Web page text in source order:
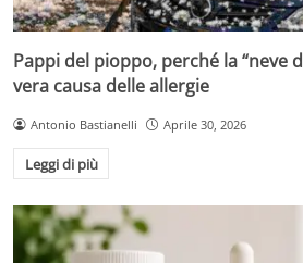
Pappi del pioppo, perché la “neve
vera causa delle allergie
Antonio Bastianelli Aprile 30, 2026
Leggi di più